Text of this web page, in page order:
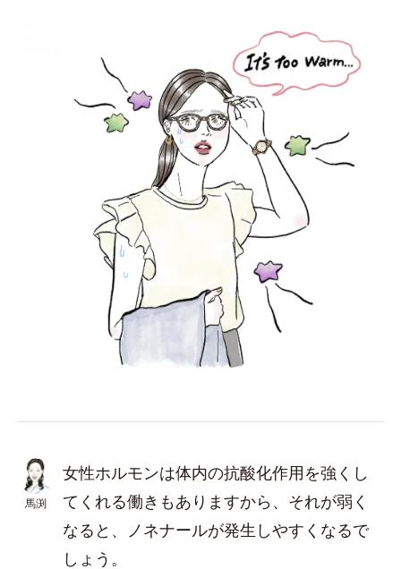
馬渕
女性ホルモンは体内の抗酸化作用を強くし
てくれる働きもありますから、それが弱く
なると、ノネナールが発生しやすくなるで
しょう。